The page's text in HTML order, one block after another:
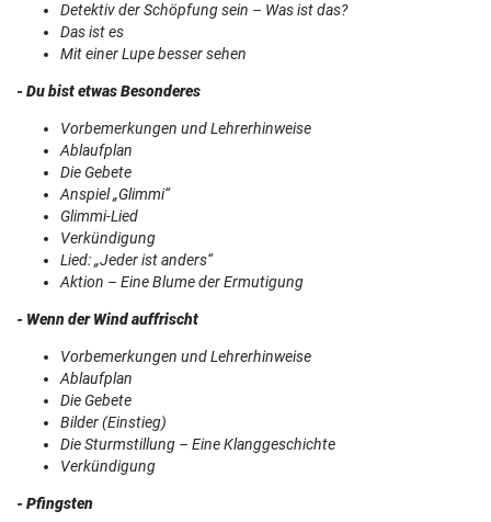
Detektiv der Schöpfung sein – Was ist das?
Das ist es
Mit einer Lupe besser sehen
- Du bist etwas Besonderes
Vorbemerkungen und Lehrerhinweise
Ablaufplan
Die Gebete
Anspiel „Glimmi“
Glimmi-Lied
Verkündigung
Lied: „Jeder ist anders“
Aktion – Eine Blume der Ermutigung
- Wenn der Wind auffrischt
Vorbemerkungen und Lehrerhinweise
Ablaufplan
Die Gebete
Bilder (Einstieg)
Die Sturmstillung – Eine Klanggeschichte
Verkündigung
- Pfingsten